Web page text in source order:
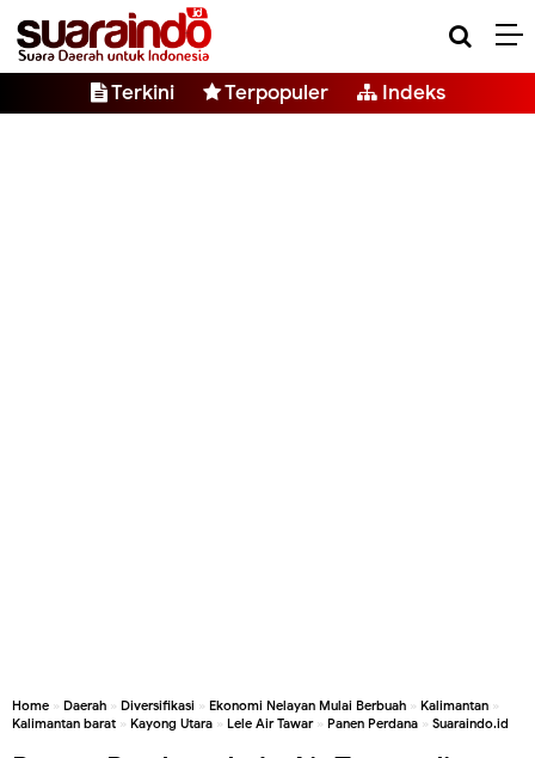
Terkini Terpopuler Indeks
Home » Daerah » Diversifikasi » Ekonomi Nelayan Mulai Berbuah » Kalimantan »
Kalimantan barat » Kayong Utara » Lele Air Tawar» Panen Perdana » Suaraindo.id